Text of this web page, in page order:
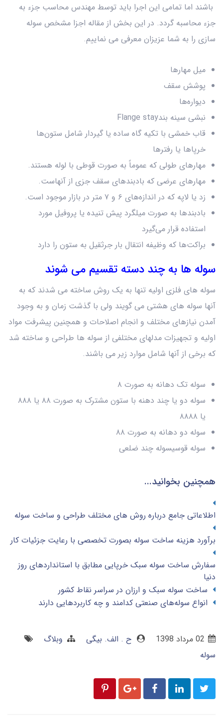
باشند اما تمامی این اجرا باید توسط مهندس محاسب جزء به
جزء محاسبه گردد. در این بخش از مقاله اجزا مشخص سوله
سازی را به شما عزیزان معرفی می نماییم.
میل مهارها
پوشش سقف
دیواره‌ها
نبشی سینه بندFlange stay
قاب خمشی با تکیه گاه ساده یا گیردار شامل ستون‌ها
خرپاها یا رفترها
مهارهای طولی که عموماً به صورت قوطی با لوله هستند.
مهارهای عرضی که بادبندهای سقف جزی از آنهاست.
زد یا لاپه که در اندازه‌های ۶ و ۷ متر در بازار موجود است.
بادبندها به صورت میلگرد پیش تنیده یا پروفیل مورد
استفاده قرار می‌گیرد
براکت‌ها که وظیفه انتقال بار جرثقیل به ستون را دارد
سوله ها به چند دسته تقسیم می شوند
سوله های فلزی اولیه تنها به یک روش ساخته می شدند که به
آنها سوله های هشتی می گویند ولی با گذشت زمان و به وجود
آمدن نیازهای مختلف و انجام اصلاحات و همچنین پیشرفت مواد
اولیه و تجهیزات مدلهای مختلفی از سوله ها طراحی و ساخته شد
که برخی از آنها شامل موارد زیر می باشند.
سوله تک دهانه به صورت ۸
سوله دو یا چند دهنه با ستون مشترک به صورت ۸۸ یا ۸۸۸
یا ۸۸۸۸
سوله دو دهانه به صورت ۸۸
سوله قوسیسوله چند ضلعی
همچنین بخوانید...
اطلاعاتی جامع درباره روش های مختلف طراحی و ساخت سوله
برآورد هزینه ساخت سوله بصورت تخصصی با رعایت جزئیات کار
سفارش ساخت سوله سبک خرپایی مطابق با استانداردهای روز
دنیا
ساخت سوله سبک و ارزان در سراسر نقاط کشور
انواع سوله‌های صنعتی کدامند و چه کاربردهایی دارند
ح . الف. بیگی
وبلاگ
سوله